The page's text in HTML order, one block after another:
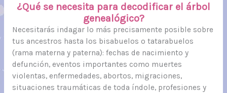
¿Qué se necesita para decodificar el árbol
genealógico?
Necesitarás indagar lo más precisamente posible sobre
tus ancestros hasta los bisabuelos o tatarabuelos
(rama materna y paterna): fechas de nacimiento y
defunción, eventos importantes como muertes
violentas, enfermedades, abortos, migraciones,
situaciones traumáticas de toda índole, profesiones y